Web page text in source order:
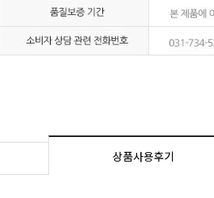
상품사용후기